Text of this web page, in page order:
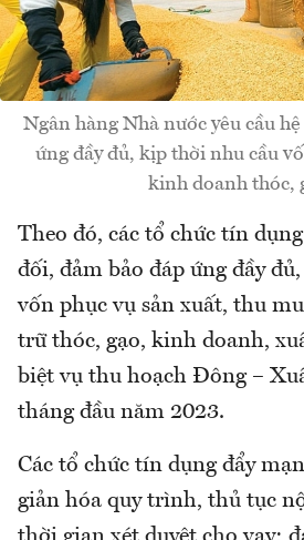
Ngân hàng Nhà nước yêu cầu
ứng đầy đủ, kịp thời nhu cầu
kinh doanh thóc,
Theo đó, các tổ chức tín
đối, đảm bảo đáp ứng đầy
vốn phục vụ sản xuất, thu
trữ thóc, gạo, kinh doanh,
biệt vụ thu hoạch Đông –
tháng đầu năm 2023.
Các tổ chức tín dụng đẩy
giản hóa quy trình, thủ tục